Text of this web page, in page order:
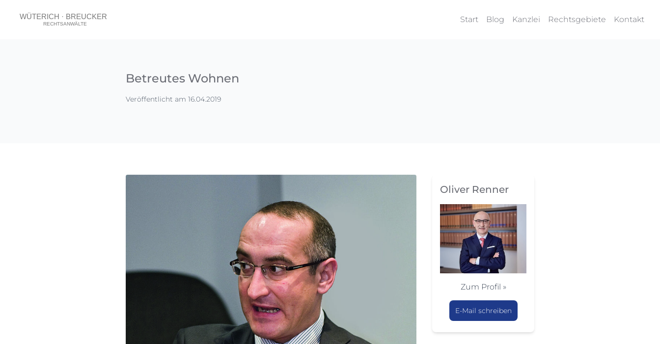
Start Blog Kanzlei Rechtsgebiete Kontakt
Betreutes Wohnen
Veröffentlicht am 16.04.2019
Oliver Renner
Zum Profil »
E-Mail schreiben